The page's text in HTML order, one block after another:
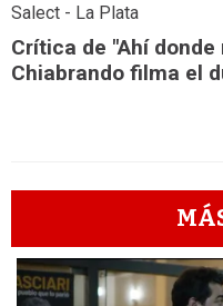
Salect - La Plata
Crítica de "Ahí
Chiabrando filma el